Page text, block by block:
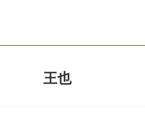
王也